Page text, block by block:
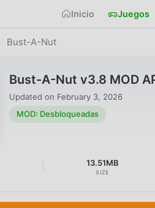
Inicio Juegos
Bust-A-Nut
Bust-A-Nut v3.8 MOD
Updated on February 3, 2026
MOD: Desbloqueadas
13.51MB
SIZE